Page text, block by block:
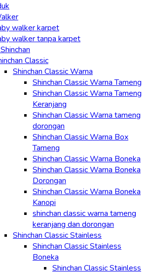
walker karpet
walker tanpa karpet
Classic
Shinchan Classic Warna
Shinchan Classic Warna Tameng
Shinchan Classic Warna Tameng
Keranjang
Shinchan Classic Warna tameng
dorongan
Shinchan Classic Warna Box
Tameng
Shinchan Classic Warna Boneka
Shinchan Classic Warna Boneka
Dorongan
Shinchan Classic Warna Boneka
Kanopi
shinchan classic warna tameng
keranjang dan dorongan
Shinchan Classic Stainless
Shinchan Classic Stainless
Boneka
Shinchan Classic Stainless